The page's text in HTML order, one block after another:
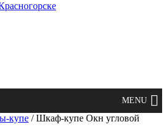
купе / Шкаф-купе Окн угловой